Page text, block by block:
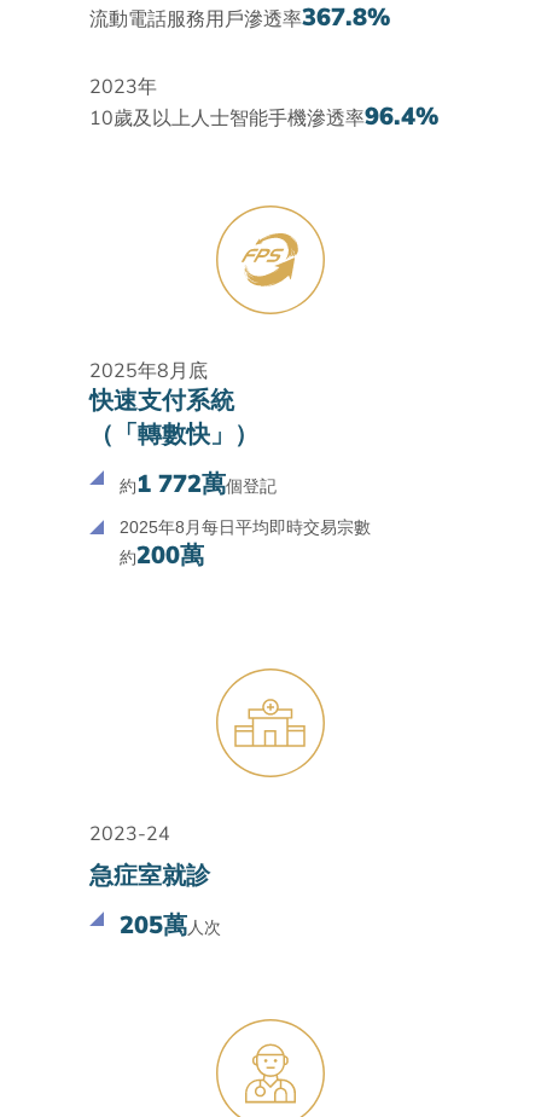
流動電話服務用戶滲透率367.8%
2023年
10歲及以上人士智能手機滲透率96.4%
2025年8月底
快速支付系統
（「轉數快」）
約1 772萬個登記
2025年8月每日平均即時交易宗數
約200萬
2023-24
急症室就診
205萬人次